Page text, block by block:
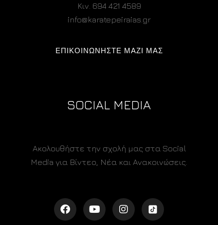
Κιν. 694 421 4589
info@karatepeiraias.gr
ΕΠΙΚΟΙΝΩΝΗΣΤΕ ΜΑΖΙ ΜΑΣ
SOCIAL MEDIA
Ακολουθήστε την σχολή μας στα Social
Media για Βίντεο, Νέα και Ανακοινώσεις.